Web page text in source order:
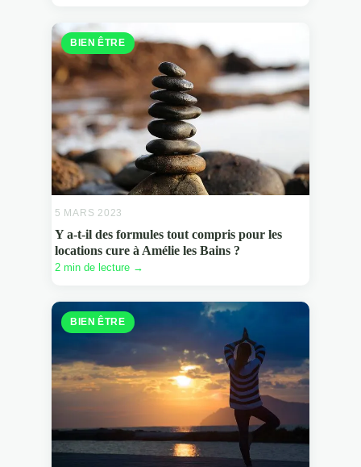
BIEN ÊTRE
5 MARS 2023
Y a-t-il des formules tout compris pour les
locations cure à Amélie les Bains ?
2 min de lecture →
BIEN ÊTRE